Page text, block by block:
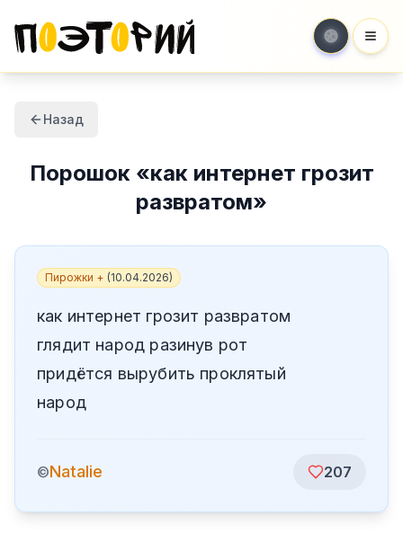
Назад
Порошок«как интернет грозит
развратом»
Пирожки + (10.04.2026)
как интернет грозит развратом
глядит народ разинув рот
придётся вырубить проклятый
народ
©Natalie 207